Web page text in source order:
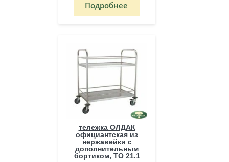
Подробнее
тележка ОЛДАК
официантская из
нержавейки с
дополнительным
бортиком, ТО 21.1